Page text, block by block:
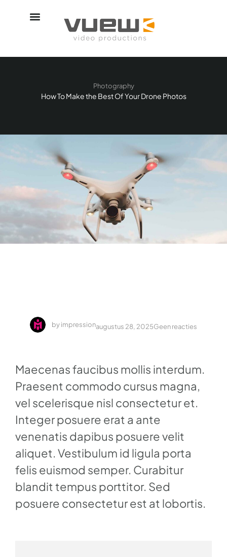
Photography
How To Make the Best Of Your Drone Photos
byimpressionaugustus 28, 2025Geen reacties
Maecenas faucibus mollis interdum.
Praesent commodo cursus magna,
vel scelerisque nisl consectetur et.
Integer posuere erat a ante
venenatis dapibus posuere velit
aliquet. Vestibulum id ligula porta
felis euismod semper. Curabitur
blandit tempus porttitor. Sed
posuere consectetur est at lobortis.